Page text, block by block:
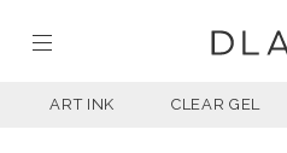
ART INK CLEAR GEL